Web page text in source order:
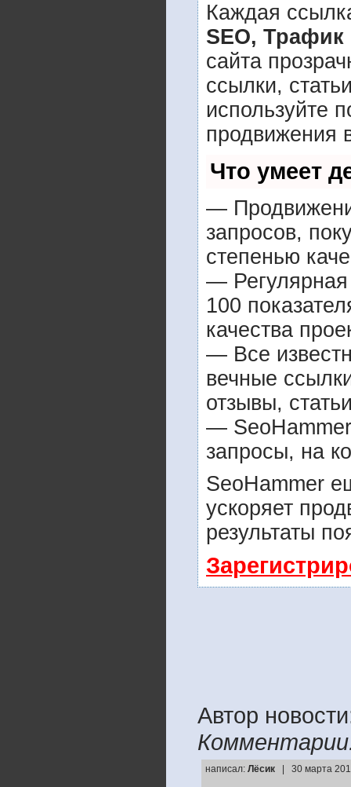
Каждая
SEO, Трафик
сайта
ссылки,
используйте
продвижения
Что умеет
—
запросов,
степенью
— Регулярная
100
качества
— Все
вечные
отзывы,
— SeoHammer
запросы, на
SeoHammer
ускоряет
результаты
Автор
написал: Лёсик | 30 марта